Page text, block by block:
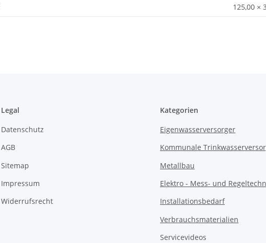
125,00 ×
Legal
Datenschutz
AGB
Sitemap
Impressum
Widerrufsrecht
Kategorien
Eigenwasserversorger
Kommunale
Metallbau
Elektro - Mess- und
Installationsbedarf
Verbrauchsmaterialien
Servicevideos